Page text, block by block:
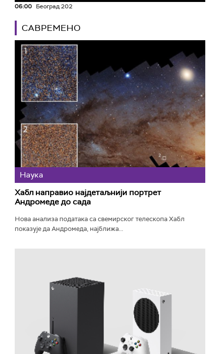
06:00 Београд 202
САВРЕМЕНО
Наука
Хабл направио најдетаљнији портрет
Андромеде до сада
Нова анализа података са свемирског телескопа Хабл
показује да Андромеда, најближа...